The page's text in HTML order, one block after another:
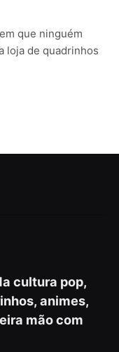
que ninguém
loja de quadrinhos
cultura pop,
animes,
mão com